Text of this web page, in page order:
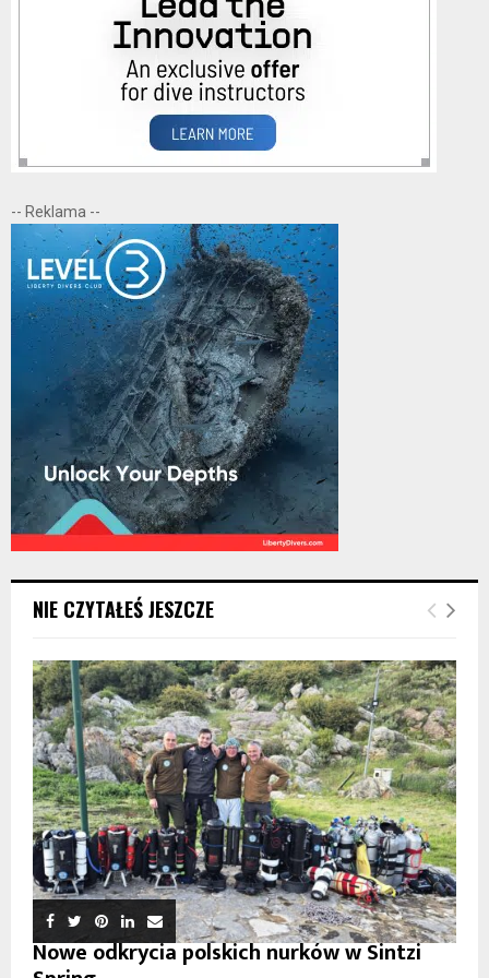
-- Reklama --
NIE CZYTAŁEŚ JESZCZE
Nowe odkrycia polskich nurków w Sintzi